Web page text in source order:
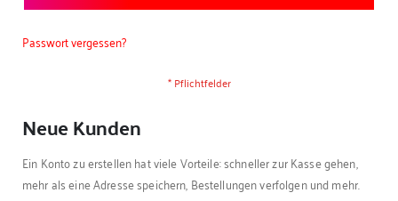
Passwort vergessen?
Neue Kunden
Ein Konto zu erstellen hat viele Vorteile: schneller zur Kasse gehen,
mehr als eine Adresse speichern, Bestellungen verfolgen und mehr.